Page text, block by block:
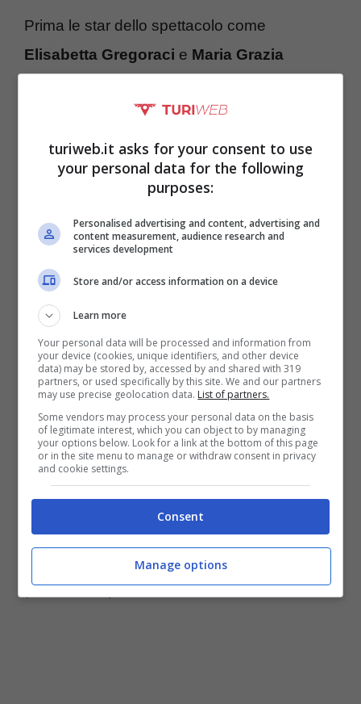
Prima le star dello spettacolo come
Elisabetta Gregoraci e Maria Grazia
Mara Carfagna. La definitiva
consacrazione però è arrivata con Giorgia
Meloni:“L’ho chiamata prima delle elezioni,
era il fine settimana precedente. Volevo che il
cambiamento le portasse fortuna”,sono state
le parole del professionista riportate da
Vanity
Fairin merito a uno dei loro incontri.
Il presidente del Consiglio, Giorgia Meloni, sfoggia il suo
nuovo taglio di capelli in una delle recenti uscite – turiweb.it
turiweb.it asks for your consent to use
your personal data for the following
purposes:
Personalised advertising and content, advertising and
content measurement, audience research and
services development
Store and/or access information on a device
Learn more
Your personal data will be processed and information from
your device (cookies, unique identifiers, and other device
data) may be stored by, accessed by and shared with 319
partners, or used specifically by this site. We and our partners
may use precise geolocation data. List of partners.
Some vendors may process your personal data on the basis
of legitimate interest, which you can object to by managing
your options below. Look for a link at the bottom of this page
or in the site menu to manage or withdraw consent in privacy
and cookie settings.
Consent
Manage options